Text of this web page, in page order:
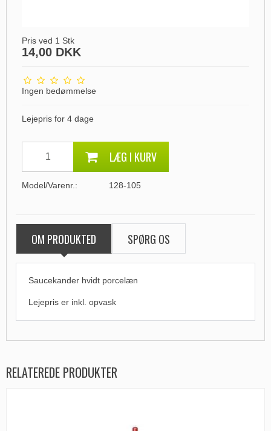
Pris ved 1 Stk
14,00 DKK
Ingen bedømmelse
Lejepris for 4 dage
LÆG I KURV
Model/Varenr.: 128-105
OM PRODUKTED SPØRG OS
Saucekander hvidt porcelæn
Lejepris er inkl. opvask
RELATEREDE PRODUKTER